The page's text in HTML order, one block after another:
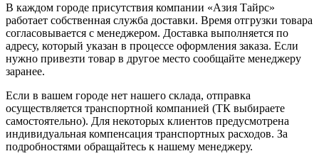
В каждом городе присутствия компании «Азия Тайрс»
работает собственная служба доставки. Время отгрузки товара
согласовывается с менеджером. Доставка выполняется по
адресу, который указан в процессе оформления заказа. Если
нужно привезти товар в другое место сообщайте менеджеру
заранее.
Если в вашем городе нет нашего склада, отправка
осуществляется транспортной компанией (ТК выбираете
самостоятельно). Для некоторых клиентов предусмотрена
индивидуальная компенсация транспортных расходов. За
подробностями обращайтесь к нашему менеджеру.